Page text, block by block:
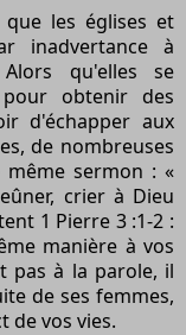
que les églises et
inadvertance à
qu'elles se
obtenir des
d'échapper aux
de nombreuses
même sermon : «
crier à Dieu
1 Pierre 3 :1-2 :
manière à vos
pas à la parole, il
de ses femmes,
de vos vies.